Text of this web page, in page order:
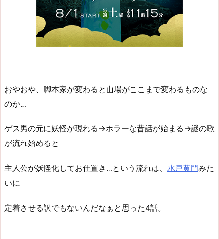
おやおや、脚本家が変わると山場がここまで変わるものな
のか…
ゲス男の元に妖怪が現れる→ホラーな昔話が始まる→謎の歌
が流れ始めると
主人公が妖怪化してお仕置き…という流れは、 水戸黄門みた
いに
定着させる訳でもないんだなぁと思った4話。